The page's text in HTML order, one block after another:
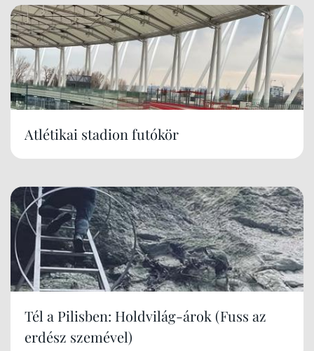
Atlétikai stadion futókör
Tél a Pilisben: Holdvilág-árok (Fuss az
erdész szemével)